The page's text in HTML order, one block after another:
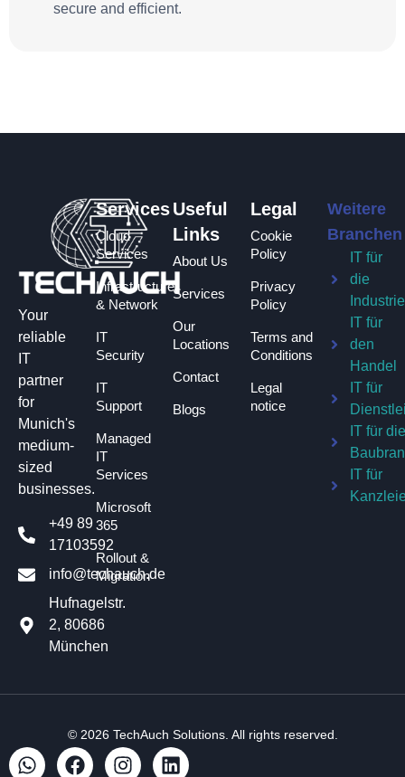
secure and efficient.
Your
reliable
IT
partner
for
Munich's
medium-
sized
businesses.
+49 89
17103592
info@techauch.de
Hufnagelstr.
2, 80686
München
Services
Cloud
Services
Infrastructure
& Network
IT
Security
IT
Support
Managed
IT
Services
Microsoft
365
Rollout &
Migration
Useful
Links
About Us
Services
Our
Locations
Contact
Blogs
Legal
Cookie
Policy
Privacy
Policy
Terms and
Conditions
Legal
notice
Weitere
Branchen
IT für
die
Industrie
IT für
den
Handel
IT für
IT für
IT für
© 2026 TechAuch Solutions. All rights reserved.